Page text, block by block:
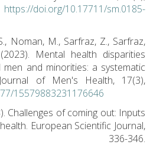
https://doi.org/10.17711/sm.0185-
Noman, M., Sarfraz, Z., Sarfraz,
Mental health disparities
and minorities: a systematic
of Men's Health, 17(3),
15579883231176646
Challenges of coming out: Inputs
European Scientific Journal,
336-346.